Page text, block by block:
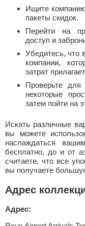
Ищите
пакеты скидок.
Перейти на
доступ и
Убедитесь, что
компании,
затрат
Проверьте
некоторые
затем пойти на
Искать различные
вы можете
наслаждаться
бесплатно, до и от
считаете, что все
вы получаете
Адрес
Адрес: